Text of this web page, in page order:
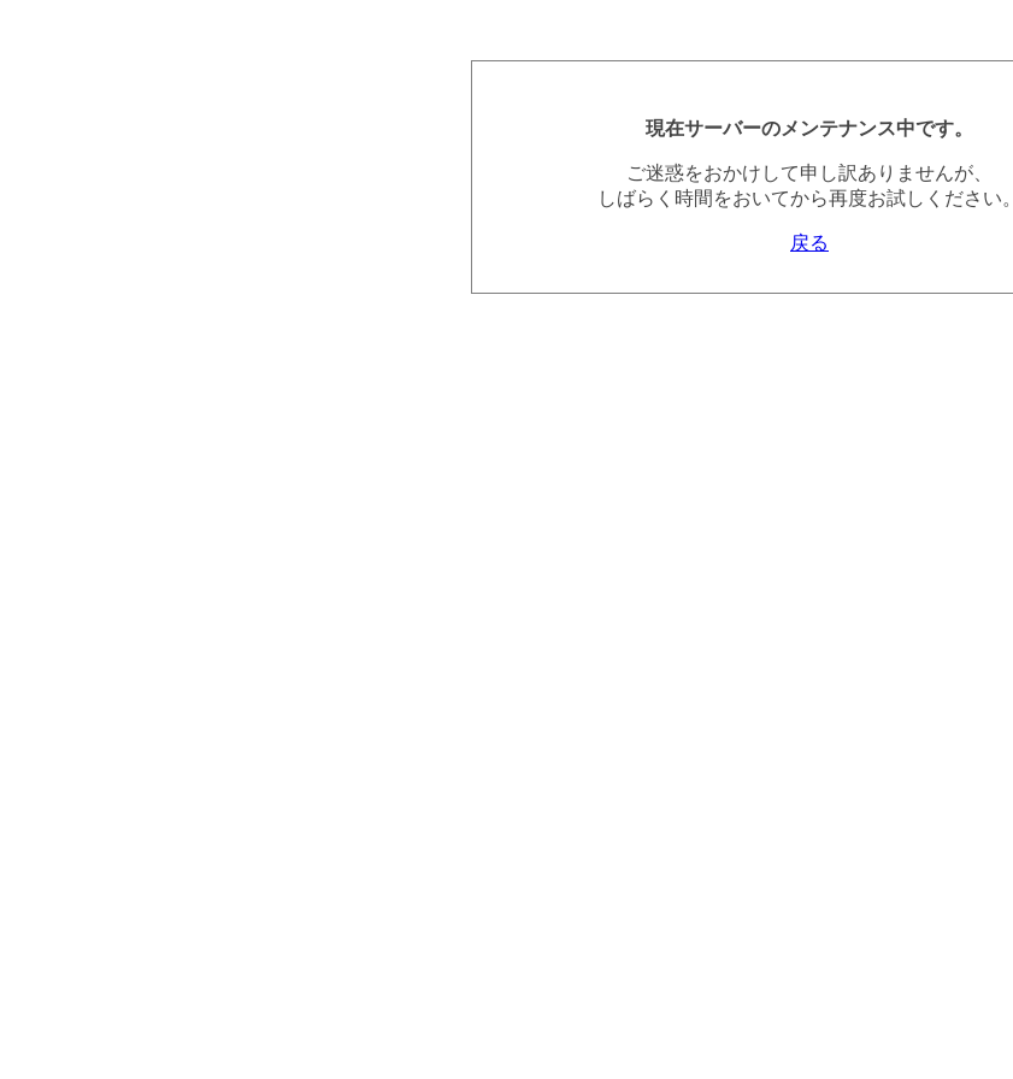
現在サーバーのメンテナンス中です。
ご迷惑をおかけして申し訳ありませんが、
しばらく時間をおいてから再度お試しください。
戻る